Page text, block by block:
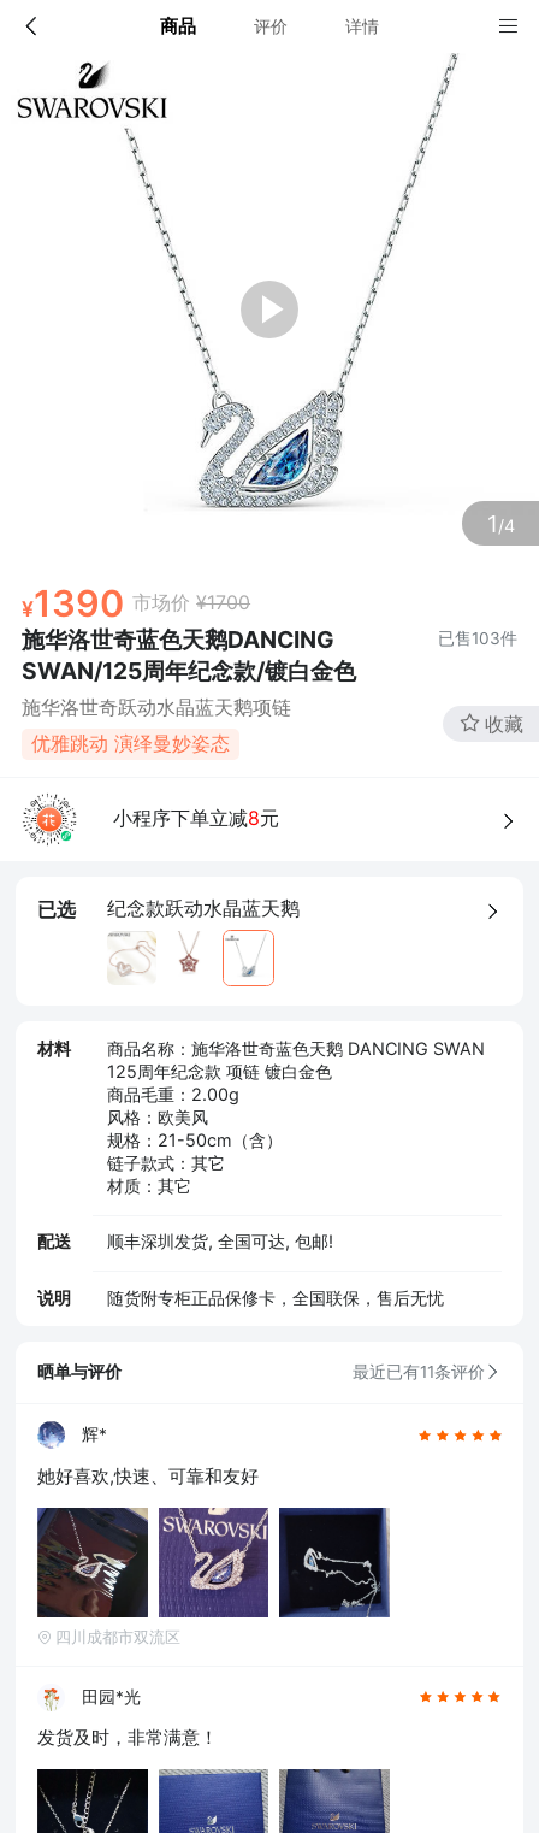
商品 评价 详情
1/4
1390 市场价 ¥1700
施华洛世奇蓝色天鹅DANCING
SWAN/125周年纪念款/镀白金色
已售103件
施华洛世奇跃动水晶蓝天鹅项链
优雅跳动 演绎曼妙姿态
收藏
小程序下单立减8元
已选 纪念款跃动水晶蓝天鹅
材料
商品名称：施华洛世奇蓝色天鹅 DANCING SWAN
125周年纪念款 项链 镀白金色
商品毛重：2.00g
风格：欧美风
规格：21-50cm（含）
链子款式：其它
材质：其它
配送 顺丰深圳发货, 全国可达, 包邮!
说明 随货附专柜正品保修卡，全国联保，售后无忧
配送说明
顺丰深圳发货, 全国可达, 包邮!
店铺信息
确定
晒单与评价 最近已有11条评价
辉*
她好喜欢,快速、可靠和友好
四川成都市双流区
田园*光
发货及时，非常满意！